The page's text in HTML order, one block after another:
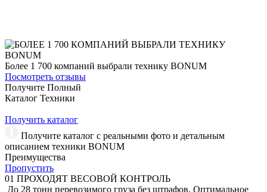
Более 1 700 компаний выбрали технику BONUM
Посмотреть отзывы
Получите Полный
Каталог Техники
Получить каталог
Получите каталог с реальными фото и детальным
описанием техники BONUM
Преимущества
Пропустить
01 ПРОХОДЯТ ВЕСОВОЙ КОНТРОЛЬ
До 28 тонн перевозимого груза без штрафов. Оптимальное